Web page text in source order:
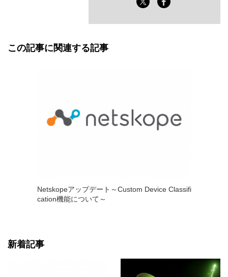
この記事に関連する記事
Netskopeアップデート～Custom Device Classifi
cation機能について～
新着記事